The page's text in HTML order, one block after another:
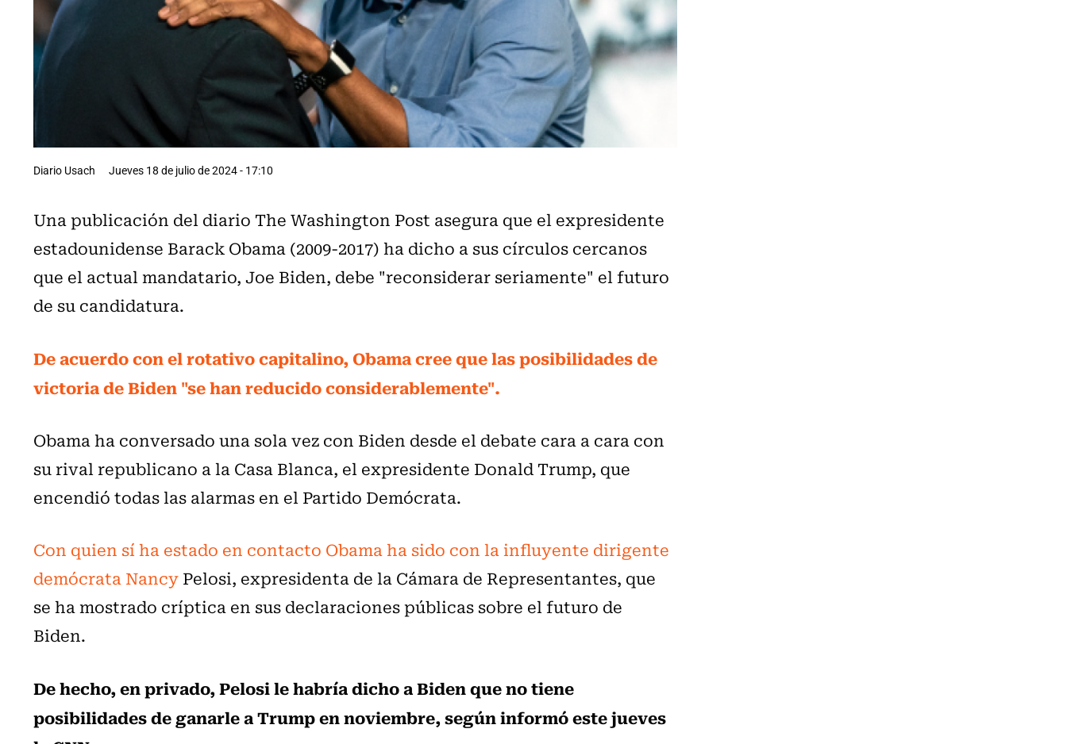
Diario Usach Jueves 18 de julio de 2024 - 17:10
Una publicación del diario The Washington Post asegura que el expresidente
estadounidense Barack Obama (2009-2017) ha dicho a sus círculos cercanos
que el actual mandatario, Joe Biden, debe "reconsiderar seriamente" el futuro
de su candidatura.
De acuerdo con el rotativo capitalino, Obama cree que las posibilidades de
victoria de Biden "se han reducido considerablemente".
Obama ha conversado una sola vez con Biden desde el debate cara a cara con
su rival republicano a la Casa Blanca, el expresidente Donald Trump, que
encendió todas las alarmas en el Partido Demócrata.
Con quien sí ha estado en contacto Obama ha sido con la influyente dirigente
demócrata NancyPelosi, expresidenta de la Cámara de Representantes, que
se ha mostrado críptica en sus declaraciones públicas sobre el futuro de
Biden.
De hecho, en privado, Pelosi le habría dicho a Biden que no tiene
posibilidades de ganarle a Trump en noviembre, según informó este jueves